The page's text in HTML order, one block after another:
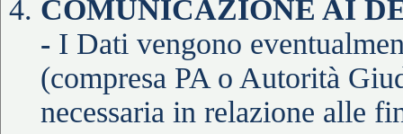
COMUNICAZIONE AI
- I Dati vengono
(compresa PA o Autorità
necessaria in relazione alle